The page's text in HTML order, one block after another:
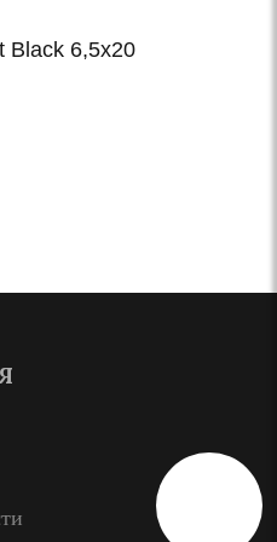
Black 6,5x20